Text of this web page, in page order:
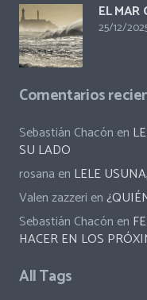
EL
25/12/
Comentarios
Sebastián Chacón en
SU LADO
rosana en LELE
Valen zazzeri en
Sebastián Chacón en
HACER EN LOS
All Tags